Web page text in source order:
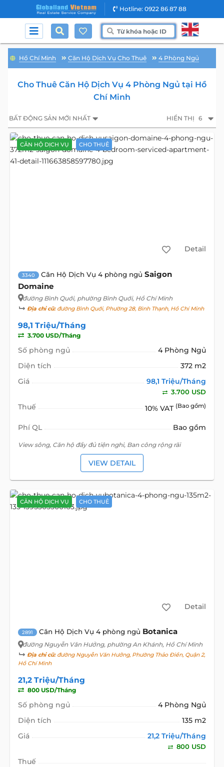
Hotline: 0922 86 87 88
Hồ Chí Minh Căn Hộ Dịch Vụ Cho Thuê 4 Phòng Ngủ
Cho Thuê Căn Hộ Dịch Vụ 4 Phòng Ngủ tại Hồ
Chí Minh
BẤT ĐỘNG SẢN MỚI NHẤT HIỂN THỊ 6
CĂN HỘ DỊCH VỤ CHO THUÊ
Detail
3340 Căn Hộ Dịch Vụ 4 phòng ngủ Saigon
Domaine
đường Bình Quới, phường Bình Quới, Hồ Chí Minh
Địa chỉ cũ:đường Bình Quới, Phường 28, Bình Thạnh, Hồ Chí Minh
98,1 Triệu/Tháng
3.700 USD/Tháng
Số phòng ngủ
4 Phòng Ngủ
Diện tích
372 m2
Giá
98,1 Triệu/Tháng
3.700 USD
Thuế 10% VAT (Bao gồm)
Phí QL Bao gồm
View sông, Căn hộ đầy đủ tiện nghi, Ban công rộng rãi
VIEW DETAIL
CĂN HỘ DỊCH VỤ CHO THUÊ
Detail
2891 Căn Hộ Dịch Vụ 4 phòng ngủ Botanica
đường Nguyễn Văn Hưởng, phường An Khánh, Hồ Chí Minh
Địa chỉ cũ:đường Nguyễn Văn Hưởng, Phường Thảo Điền, Quận 2,
Hồ Chí Minh
21,2 Triệu/Tháng
800 USD/Tháng
Số phòng ngủ
4 Phòng Ngủ
Diện tích
135 m2
Giá
21,2 Triệu/Tháng
800 USD
Thuế